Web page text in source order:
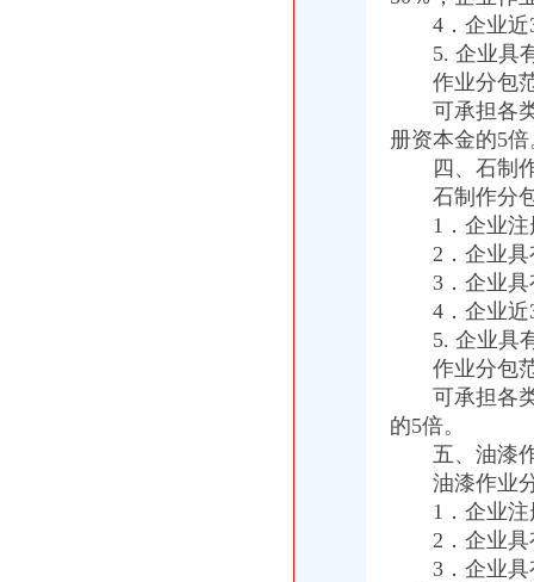
[01-30]外资如何注册进出口贸易有限公司_上班一族_厦门小鱼社区_厦
义乌外贸公司注册|义乌注册公司流程及费用|工商代理-金华58同城
【长沙贸易公司注册_贸易公司注册条件_国际贸易公司注册】-长沙赶
【外贸欧美代理】外贸欧美代理价格_外贸欧美代理批发_外贸欧美代理
4．企业近3
5. 企业具有
作业分包
可承担各类
册资本金的5倍
四、石制作
石制作分包
1．企业注
2．企业具有
3．企业具
4．企业近3
5. 企业具有
作业分包
可承担各类
的5倍。
五、油漆作
油漆作业分
1．企业注
2．企业具有
3．企业具有